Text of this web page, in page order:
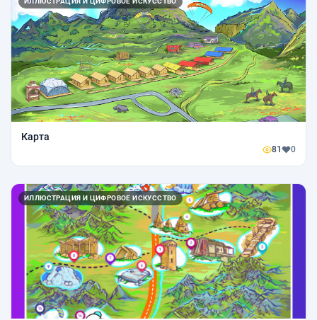
Карта
81 0
ИЛЛЮСТРАЦИЯ И ЦИФРОВОЕ ИСКУССТВО